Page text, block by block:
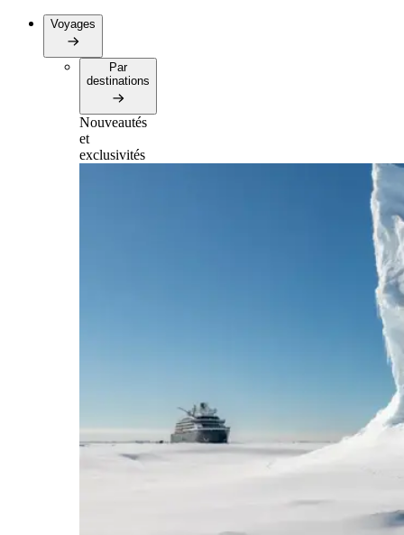
Voyages
Par
destinations
Nouveautés
et
exclusivités